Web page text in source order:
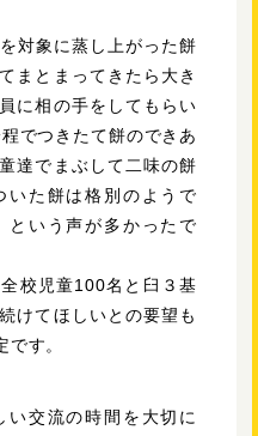
対象に蒸し上がった餅
まとまってきたら大き
に相の手をしてもらい
でつきたて餅のできあ
達でまぶして二味の餅
いた餅は格別のようで
という声が多かったで
校児童100名と臼３基
けてほしいとの要望も
す。
い交流の時間を大切に